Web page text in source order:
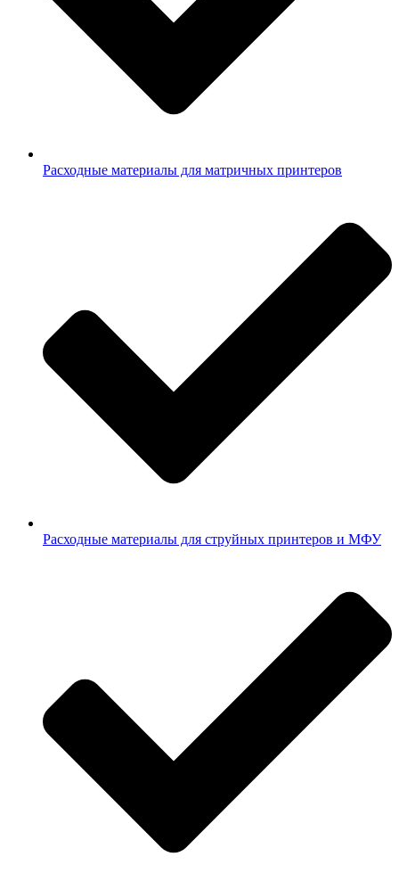
Расходные материалы для матричных принтеров
Расходные материалы для струйных принтеров и МФУ